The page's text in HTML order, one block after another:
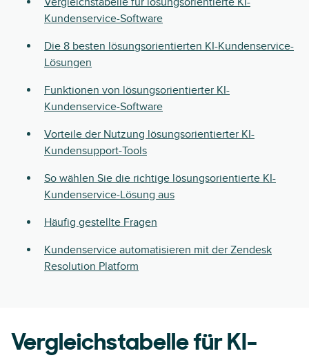
Kundenservice-Software
Die 8 besten lösungsorientierten KI-Kundenservice-
Lösungen
Funktionen von lösungsorientierter KI-
Kundenservice-Software
Vorteile der Nutzung lösungsorientierter KI-
Kundensupport-Tools
So wählen Sie die richtige lösungsorientierte KI-
Kundenservice-Lösung aus
Häufig gestellte Fragen
Kundenservice automatisieren mit der Zendesk
Resolution Platform
Vergleichstabelle für KI-